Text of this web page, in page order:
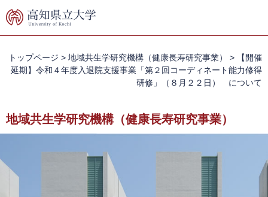
ー
ニ
本
文
トップページ > 地域共生学研究機構（健康長寿研究事業） >
【開催
延期】令和４年度入退院支援事業「第２回コーディネート能力修得
研修」（８月２２日） について
地域共生学研究機構（健康長寿研究事業）